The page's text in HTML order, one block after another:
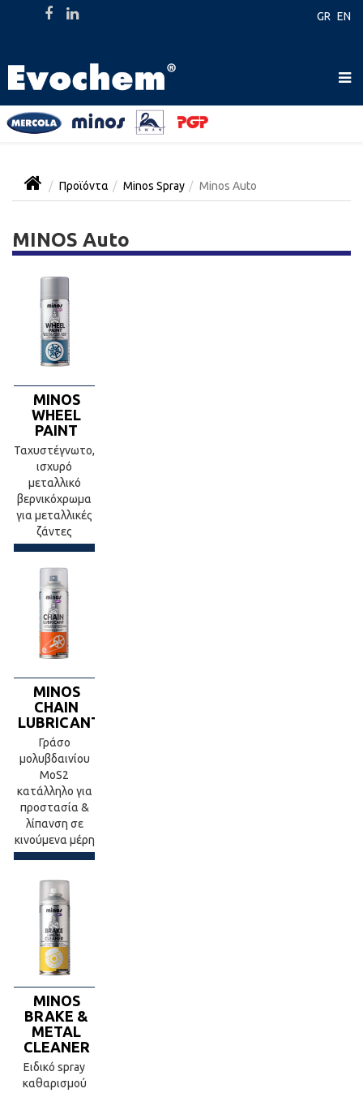
GR EN
Προϊόντα Minos Spray Minos Auto
MINOS Auto
MINOS
WHEEL
PAINT
Ταχυστέγνωτο,
ισχυρό
μεταλλικό
βερνικόχρωμα
για μεταλλικές
ζάντες
MINOS
CHAIN
LUBRICANT
Γράσο
μολυβδαινίου
ΜoS2
κατάλληλο για
προστασία &
λίπανση σε
κινούμενα μέρη
MINOS
BRAKE &
METAL
CLEANER
Ειδικό spray
καθαρισμού